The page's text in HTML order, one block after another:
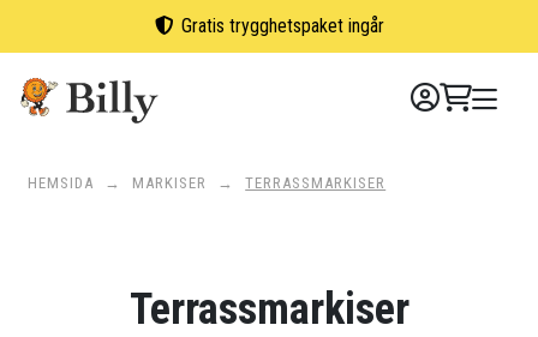
Gratis trygghetspaket ingår
HEMSIDA → MARKISER → TERRASSMARKISER
Terrassmarkiser